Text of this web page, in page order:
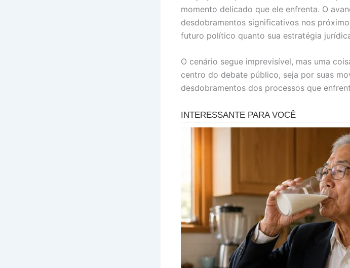
momento delicado que ele enfrenta. O
desdobramentos significativos nos
futuro político quanto sua estratégia
O cenário segue imprevisível, mas uma
centro do debate público, seja por suas
desdobramentos dos processos que